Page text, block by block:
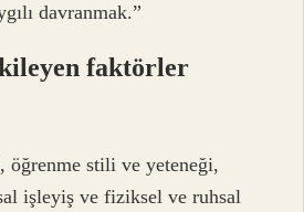
davranmak.”
faktörler
stili ve yeteneği,
işleyiş ve fiziksel ve ruhsal